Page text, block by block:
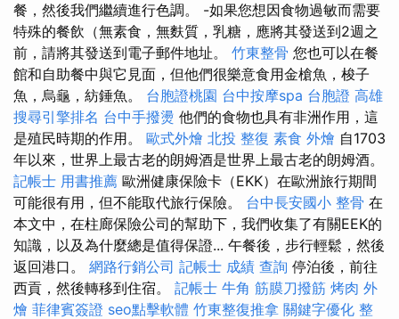
餐，然後我們繼續進行色調。 -如果您想因食物過敏而需要
特殊的餐飲（無素食，無麩質，乳糖，應將其發送到2週之
前，請將其發送到電子郵件地址。 竹東整骨 您也可以在餐
館和自助餐中與它見面，但他們很樂意食用金槍魚，梭子
魚，烏龜，紡錘魚。 台胞證桃園 台中按摩spa 台胞證 高雄
搜尋引擎排名 台中手撥燙 他們的食物也具有非洲作用，這
是殖民時期的作用。 歐式外燴 北投 整復 素食 外燴 自1703
年以來，世界上最古老的朗姆酒是世界上最古老的朗姆酒。
記帳士 用書推薦 歐洲健康保險卡（EKK）在歐洲旅行期間
可能很有用，但不能取代旅行保險。 台中長安國小 整骨 在
本文中，在柱廊保險公司的幫助下，我們收集了有關EEK的
知識，以及為什麼總是值得保證... 午餐後，步行輕鬆，然後
返回港口。 網路行銷公司 記帳士 成績 查詢 停泊後，前往
西貢，然後轉移到住宿。 記帳士 牛角 筋膜刀撥筋 烤肉 外
燴 菲律賓簽證 seo點擊軟體 竹東整復推拿 關鍵字優化 整